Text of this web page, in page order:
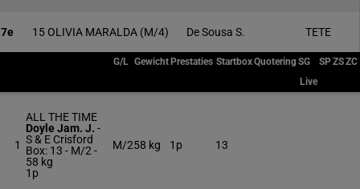
7e 15 OLIVIA MARALDA (M/4) De Sousa S. TETE
G/L Gewicht Prestaties StartboxQuoteringSG SPZSZC
Live
1
ALL THE TIME
Doyle Jam. J. -
S & E Crisford
Box: 13 - M/2 -
58 kg
1p
M/258 kg 1p 13